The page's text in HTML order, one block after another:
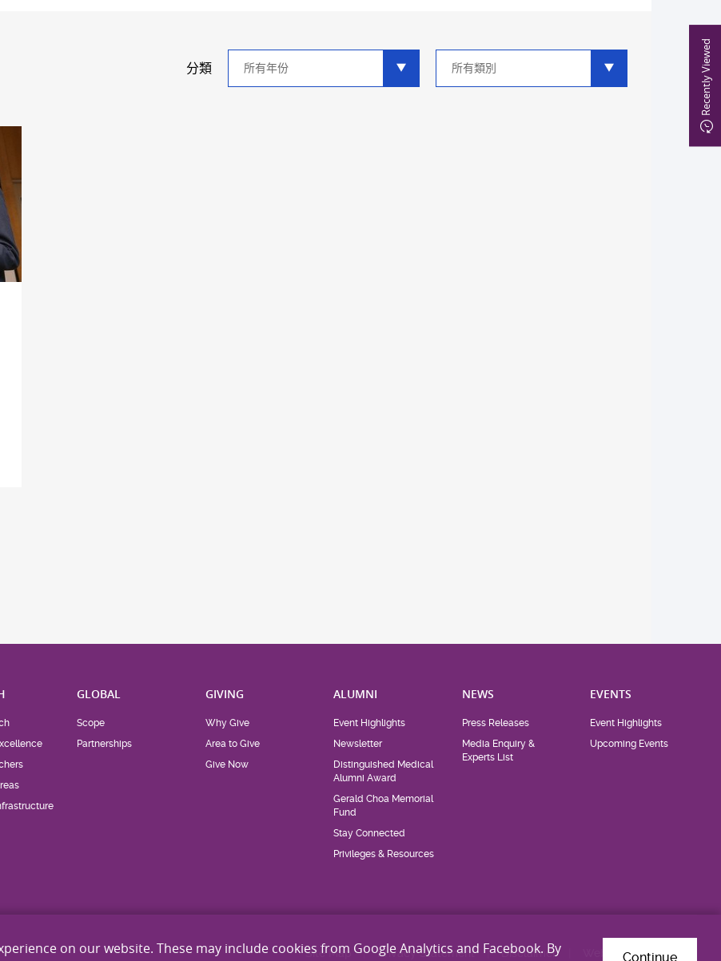
Recently Viewed
分類
類
分
GLOBAL
Scope
Partnerships
GIVING
Why Give
Area to Give
Give Now
ALUMNI
Event Highlights
Newsletter
Distinguished Medical
Alumni Award
Gerald Choa Memorial
Fund
Stay Connected
Privileges & Resources
NEWS
Press Releases
Media Enquiry &
Experts List
EVENTS
Event Highlights
Upcoming Events
Site Map Privacy Statement Disclaimer Web Accessibility
on our website. These may include cookies from Google Analytics and Facebook. By
Continue